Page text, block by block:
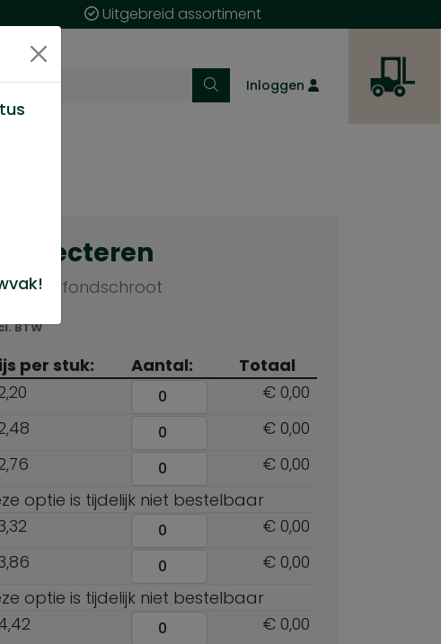
Uitgebreid assortiment
Inloggen
selecteren
Plafondschroot
BTW
per stuk: Aantal:
Totaal
€ 0,00
€ 0,00
€ 0,00
optie is tijdelijk niet bestelbaar
€ 0,00
€ 0,00
optie is tijdelijk niet bestelbaar
€ 0,00